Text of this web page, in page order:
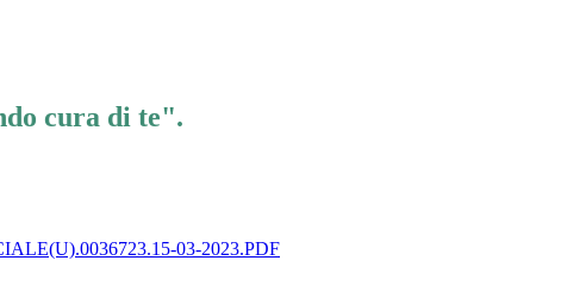
cura di te".
03-2023.PDF